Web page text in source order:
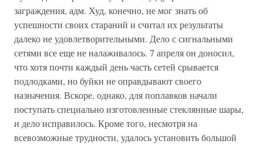
заграждения, адм. Худ, конечно, не мог знать об
успешности своих стараний и считал их результаты
далеко не удовлетворительными. Дело с сигнальными
сетями все еще не налаживалось. 7 апреля он доносил,
что хотя почти каждый день часть сетей срывается
подлодками, но буйки не оправдывают своего
назначения. Вскоре, однако, для поплавков начали
поступать специально изготовленные стеклянные шары,
и дело исправилось. Кроме того, несмотря на
всевозможные трудности, удалось установить большой